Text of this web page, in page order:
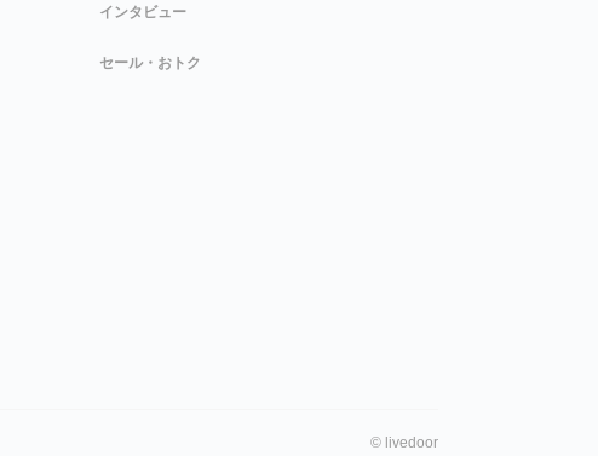
インタビュー
セール・おトク
© livedoor